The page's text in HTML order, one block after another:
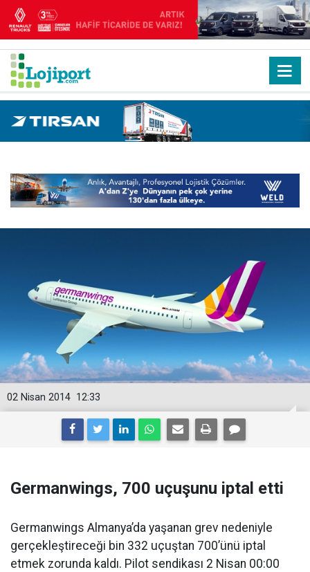
12:33
02 Nisan 2014
Germanwings, 700 uçuşunu iptal etti
Germanwings Almanya’da yaşanan grev nedeniyle
gerçekleştireceği bin 332 uçuştan 700’ünü iptal
etmek zorunda kaldı. Pilot sendikası 2 Nisan 00:00